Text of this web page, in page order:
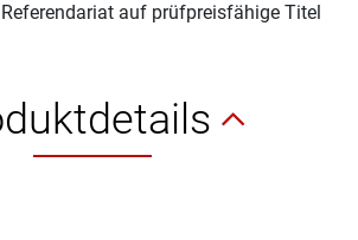
auf prüfpreisfähige Titel